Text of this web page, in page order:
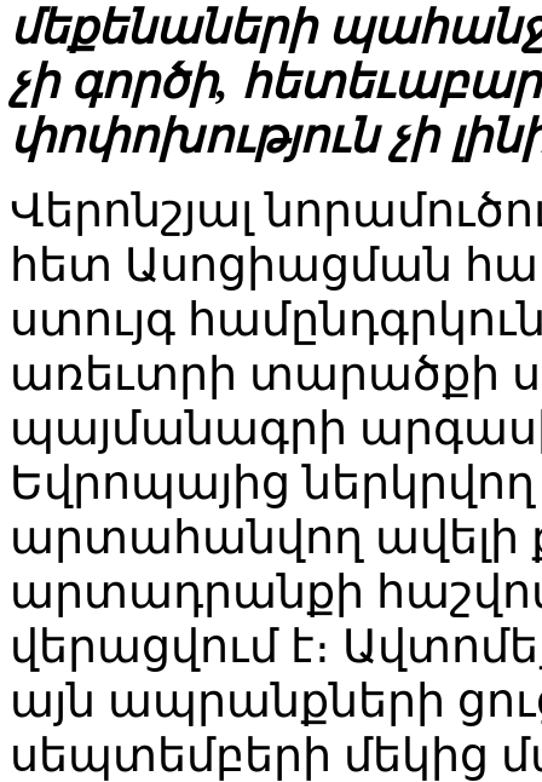
մեքենաների
չի գործի,
փոփոխություն չի
Վերոնշյալ
հետ Ասոցիացման
ստույգ
առեւտրի տարածքի
պայմանագրի
Եվրոպայից
արտահանվող ավելի
արտադրանքի
վերացվում է։
այն ապրանքների
սեպտեմբերի մեկից